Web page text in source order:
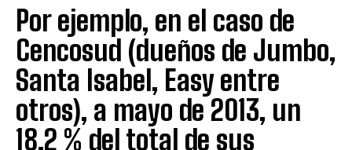
Por ejemplo, en el caso de
Cencosud (dueños de Jumbo,
Santa Isabel, Easy entre
otros), a mayo de 2013, un
18,2 % del total de sus